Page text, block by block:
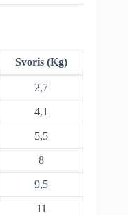
Svoris (Kg)
2,7
4,1
5,5
8
9,5
11